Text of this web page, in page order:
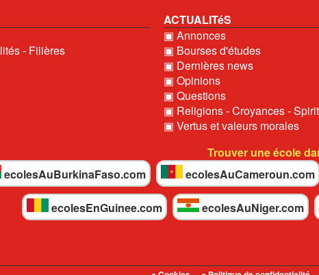
- Filières
ACTUALITéS
▣ Annonces
▣ Bourses d'études
▣ Dernières news
▣ Opinions
▣ Questions
▣ Religions - Croyances -
▣ Vertus et valeurs morales
Trouver une école
ecolesAuBurkinaFaso.com
ecolesAuCameroun.com
ecolesEnGuinee.com ecolesAuNiger.com